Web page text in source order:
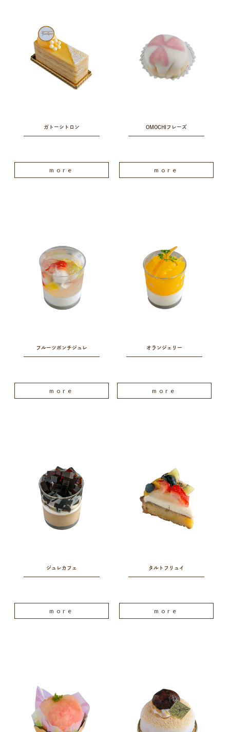
ガトーシトロン
more
OMOCHIフレーズ
more
フルーツポンチジュレ
more
オランジェリー
more
ジュレカフェ
more
タルトフリュイ
more